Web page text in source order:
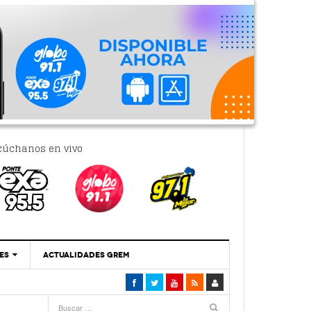
en vivo
‘Se Vale Soñar Con Una Contraloría Ciudadana’
ACTUALIDADES GREM